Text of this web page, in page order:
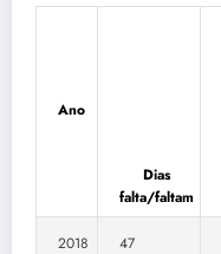
Ano
Dias
falta/faltam
2018 47